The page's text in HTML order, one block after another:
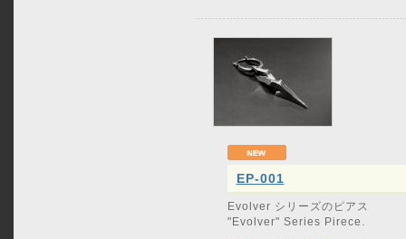
EP-001
Evolver シリーズのピアス
"Evolver" Series Pirece.